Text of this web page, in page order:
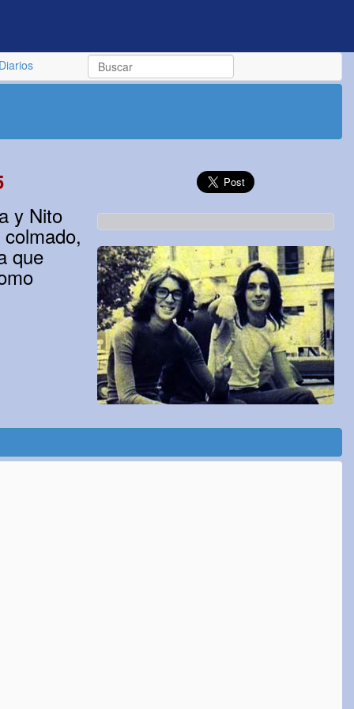
Diarios
y Nito
que